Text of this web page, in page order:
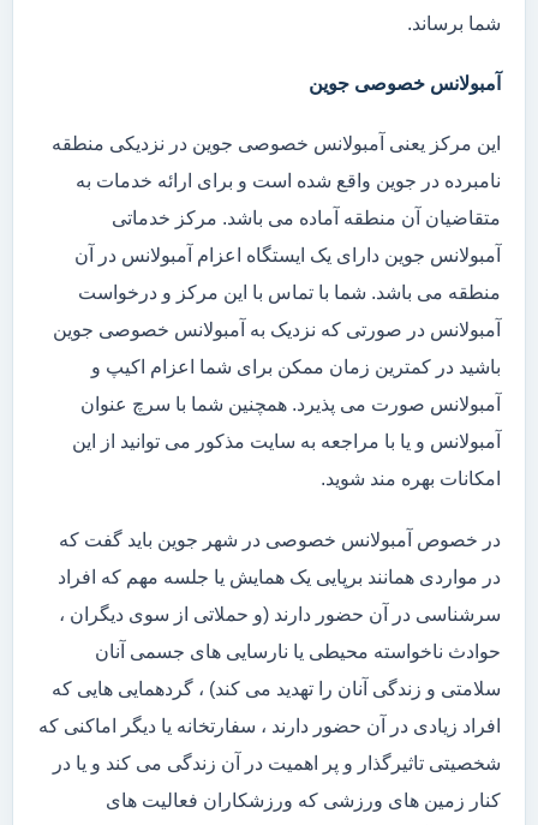
شما برساند.
آمبولانس خصوصی جوین
این مرکز یعنی آمبولانس خصوصی جوین در نزدیکی منطقه
نامبرده در جوین واقع شده است و برای ارائه خدمات به
متقاضیان آن منطقه آماده می باشد. مرکز خدماتی
آمبولانس جوین دارای یک ایستگاه اعزام آمبولانس در آن
منطقه می باشد. شما با تماس با این مرکز و درخواست
آمبولانس در صورتی که نزدیک به آمبولانس خصوصی جوین
باشید در کمترین زمان ممکن برای شما اعزام اکیپ و
آمبولانس صورت می پذیرد. همچنین شما با سرچ عنوان
آمبولانس و یا با مراجعه به سایت مذکور می توانید از این
امکانات بهره مند شوید.
در خصوص آمبولانس خصوصی در شهر جوین باید گفت که
در مواردی همانند برپایی یک همایش یا جلسه مهم که افراد
سرشناسی در آن حضور دارند (و حملاتی از سوی دیگران ،
حوادث ناخواسته محیطی یا نارسایی های جسمی آنان
سلامتی و زندگی آنان را تهدید می کند) ، گردهمایی هایی که
افراد زیادی در آن حضور دارند ، سفارتخانه یا دیگر اماکنی که
شخصیتی تاثیرگذار و پر اهمیت در آن زندگی می کند و یا در
کنار زمین های ورزشی که ورزشکاران فعالیت های